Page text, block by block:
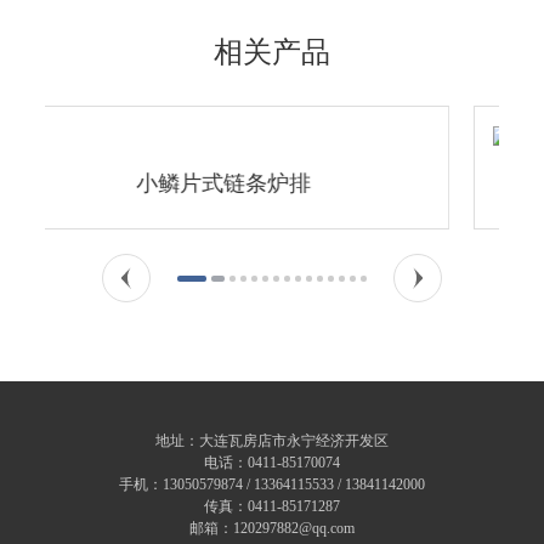
相关产品
地址：大连瓦房店市永宁经济开发区
电话： 0411-85170074
手机： 13050579874 / 13364115533 / 13841142000
传真： 0411-85171287
邮箱： 120297882@qq.com